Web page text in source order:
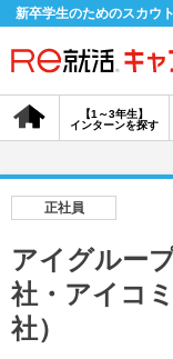
新卒学生のためのスカウ
【1～3年生】
インターンを探す
会員登
採用情報を探す
正社員
アイグルー
社・アイコ
社）